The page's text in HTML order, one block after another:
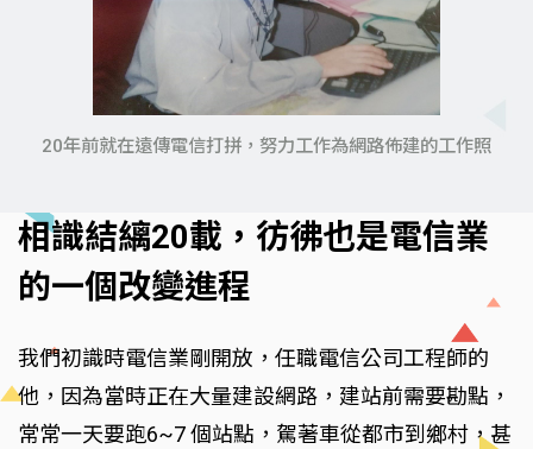
20年前就在遠傳電信打拼，努力工作為網路佈建的工作照
相識結縭20載，彷彿也是電信業
的一個改變進程
我們初識時電信業剛開放，任職電信公司工程師的
他，因為當時正在大量建設網路，建站前需要勘點，
常常一天要跑6~7 個站點，駕著車從都市到鄉村，甚